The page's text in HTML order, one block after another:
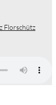
Florschütz